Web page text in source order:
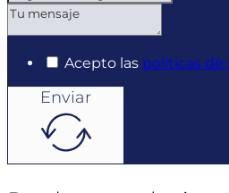
Acepto las politicas de
Enviar